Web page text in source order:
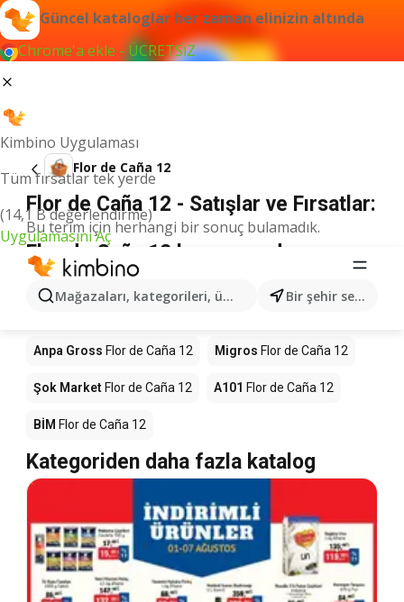
Güncel kataloglar her zaman elinizin altında
Chrome'a ekle - ÜCRETSİZ
Kimbino Uygulaması
Tüm fırsatlar tek yerde
(14,1 B değerlendirme)
Uygulamasını Aç
Mağazaları, kategorileri, ürünleri arayın... Bir şehir seçin
Flor de Caña 12
Flor de Caña 12 - Satışlar ve Fırsatlar:
Bu terim için herhangi bir sonuç bulamadık.
Flor de Caña 12 kampanyada -
nereden alınır?
Anpa Gross Flor de Caña 12 Migros Flor de Caña 12
Şok Market Flor de Caña 12 A101 Flor de Caña 12
BİM Flor de Caña 12
Kategoriden daha fazla katalog